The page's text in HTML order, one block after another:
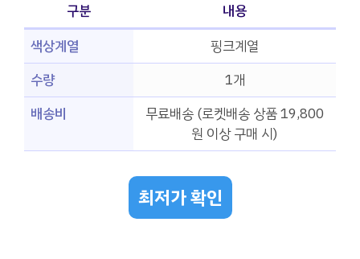
구분
내용
색상계열
핑크계열
수량
1개
배송비
무료배송 (로켓배송 상품 19,800
원 이상 구매 시)
최저가 확인